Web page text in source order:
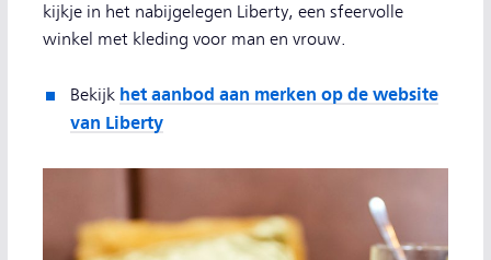
kijkje in het nabijgelegen Liberty, een sfeervolle
winkel met kleding voor man en vrouw.
Bekijk het aanbod aan merken op de website
van Liberty